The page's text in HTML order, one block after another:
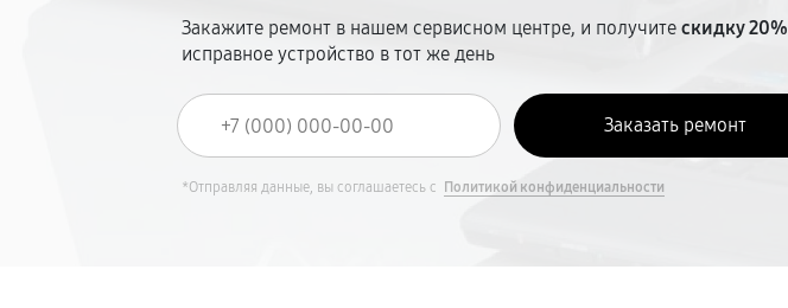
Закажите ремонт в нашем сервисном центре, и получитескидку 20%
исправное устройство в тот же день
*Отправляя данные, вы соглашаетесь с Политикой конфиденциальности